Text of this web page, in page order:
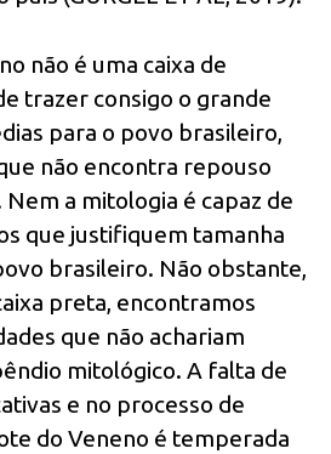
não é uma caixa de
trazer consigo o grande
para o povo brasileiro,
não encontra repouso
a mitologia é capaz de
que justifiquem tamanha
brasileiro. Não obstante,
preta, encontramos
que não achariam
mitológico. A falta de
e no processo de
do Veneno é temperada